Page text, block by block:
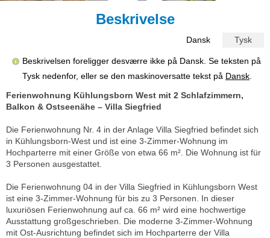
Beskrivelse
Dansk Tysk
Beskrivelsen foreligger desværre ikke på Dansk. Se teksten på
Tysk nedenfor, eller se den maskinoversatte tekst på Dansk
Ferienwohnung Kühlungsborn West mit 2 Schlafzimmern,
Balkon & Ostseenähe – Villa Siegfried
Die Ferienwohnung Nr. 4 in der Anlage Villa Siegfried befindet sich
in Kühlungsborn-West und ist eine 3-Zimmer-Wohnung im
Hochparterre mit einer Größe von etwa 66 m². Die Wohnung ist für
3 Personen ausgestattet.
Die Ferienwohnung 04 in der Villa Siegfried in Kühlungsborn West
ist eine 3-Zimmer-Wohnung für bis zu 3 Personen. In dieser
luxuriösen Ferienwohnung auf ca. 66 m² wird eine hochwertige
Ausstattung großgeschrieben. Die moderne 3-Zimmer-Wohnung
mit Ost-Ausrichtung befindet sich im Hochparterre der Villa